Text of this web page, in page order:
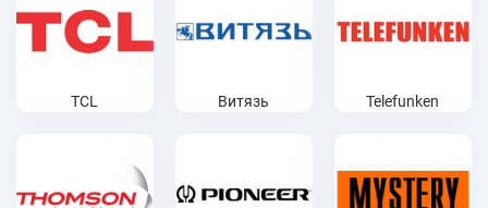
TCL Витязь Telefunken